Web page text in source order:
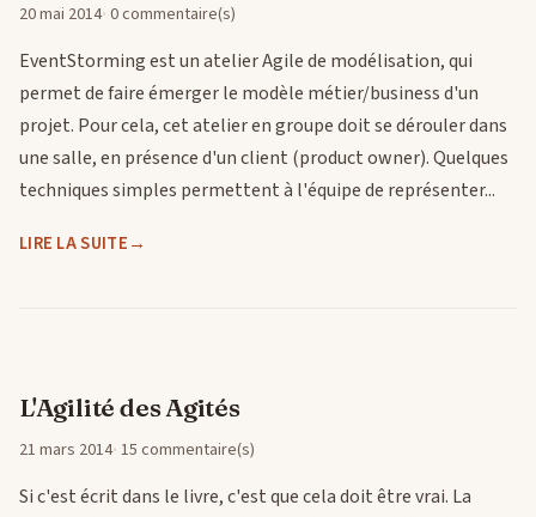
20 mai 2014 0 commentaire(s)
EventStorming est un atelier Agile de modélisation, qui
permet de faire émerger le modèle métier/business d'un
projet. Pour cela, cet atelier en groupe doit se dérouler dans
une salle, en présence d'un client (product owner). Quelques
techniques simples permettent à l'équipe de représenter...
LIRE LA SUITE
L'Agilité des Agités
21 mars 2014 15 commentaire(s)
Si c'est écrit dans le livre, c'est que cela doit être vrai. La